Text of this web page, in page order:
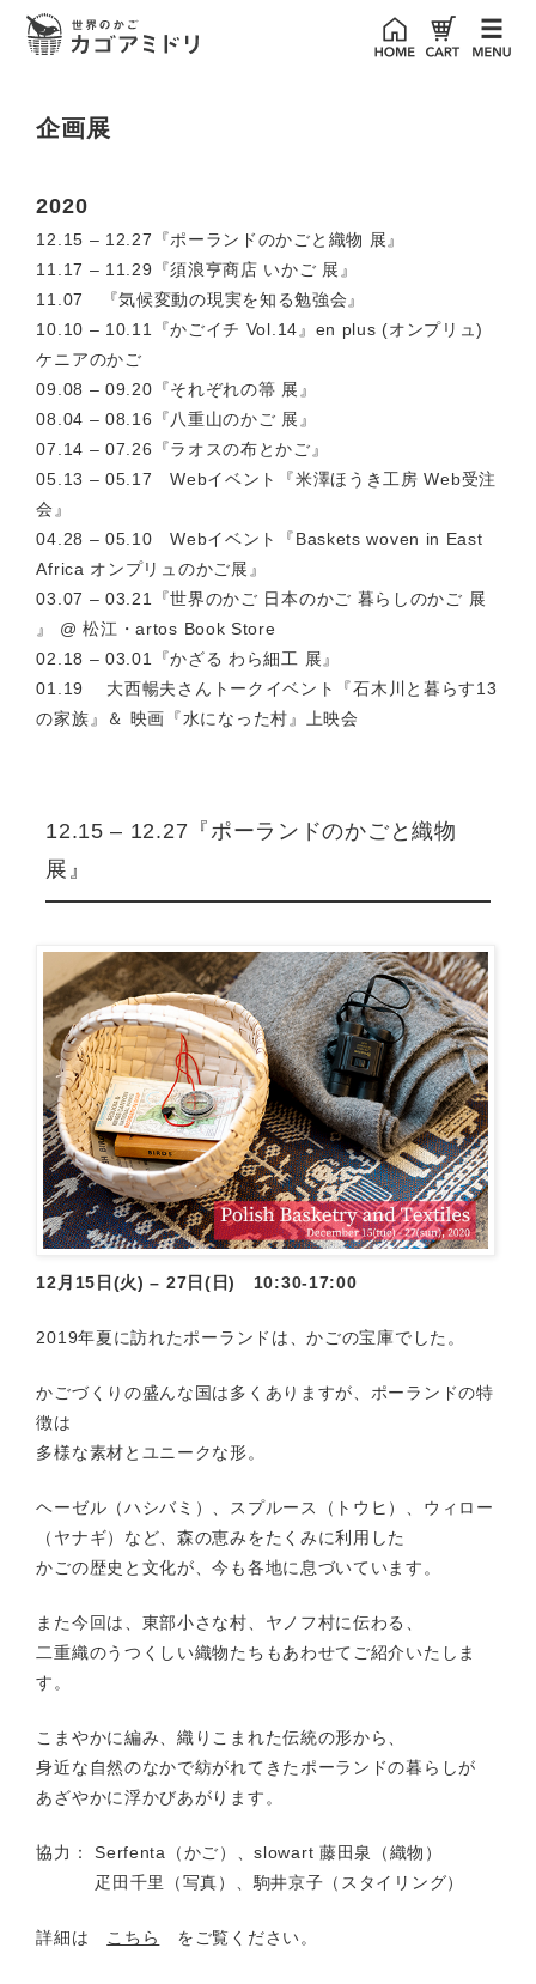
企画展
2020
12.15 – 12.27『ポーランドのかごと織物 展』
11.17 – 11.29『須浪亨商店 いかご 展』
11.07 『気候変動の現実を知る勉強会』
10.10 – 10.11『かごイチ Vol.14』en plus (オンプリュ)
ケニアのかご
09.08 – 09.20『それぞれの箒 展』
08.04 – 08.16『八重山のかご 展』
07.14 – 07.26『ラオスの布とかご』
05.13 – 05.17 Webイベント『米澤ほうき工房 Web受注
会』
04.28 – 05.10 Webイベント『Baskets woven in East
Africa オンプリュのかご展』
03.07 – 03.21『世界のかご 日本のかご 暮らしのかご 展
』 @ 松江・artos Book Store
02.18 – 03.01『かざる わら細工 展』
01.19 大西暢夫さんトークイベント『石木川と暮らす13
の家族』＆ 映画『水になった村』上映会
12.15 – 12.27『ポーランドのかごと織物
展』
12月15日(火) – 27日(日) 10:30-17:00
2019年夏に訪れたポーランドは、かごの宝庫でした。
かごづくりの盛んな国は多くありますが、ポーランドの特
徴は
多様な素材とユニークな形。
ヘーゼル（ハシバミ）、スプルース（トウヒ）、ウィロー
（ヤナギ）など、森の恵みをたくみに利用した
かごの歴史と文化が、今も各地に息づいています。
また今回は、東部小さな村、ヤノフ村に伝わる、
二重織のうつくしい織物たちもあわせてご紹介いたしま
す。
こまやかに編み、織りこまれた伝統の形から、
身近な自然のなかで紡がれてきたポーランドの暮らしが
あざやかに浮かびあがります。
協力： Serfenta（かご）、slowart 藤田泉（織物）
疋田千里（写真）、駒井京子（スタイリング）
詳細は こちら をご覧ください。